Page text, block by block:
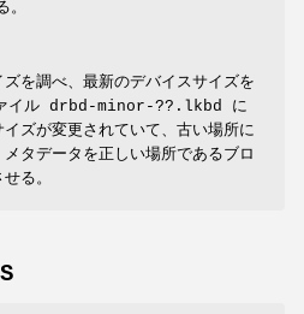
を調べ、最新のデバイスサイズを
ル drbd-minor-??.lkbd に
ズが変更されていて、古い場所に
タデータを正しい場所であるブロ
る。